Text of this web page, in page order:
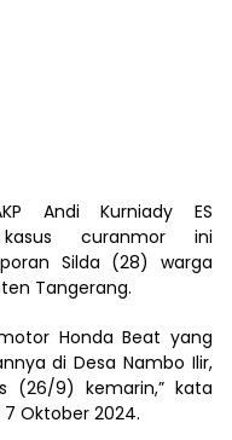
Andi Kurniady ES
kasus curanmor ini
Silda (28) warga
Tangerang.
Honda Beat yang
di Desa Nambo Ilir,
(26/9) kemarin,” kata
Oktober 2024.